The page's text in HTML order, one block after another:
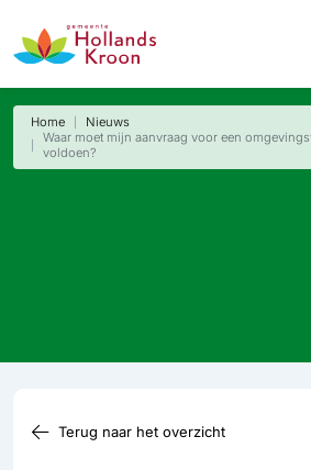
Home
Nieuws
Waar moet mijn aanvraag voor een
voldoen?
Terug naar het overzicht